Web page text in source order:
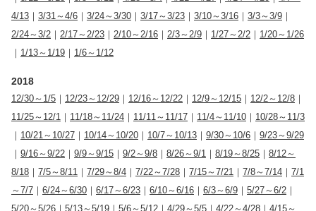
4/13 ｜ 3/31～4/6 ｜ 3/24～3/30 ｜ 3/17～3/23 ｜ 3/10～3/16 ｜ 3/3～3/9 ｜
2/24～3/2 ｜ 2/17～2/23 ｜ 2/10～2/16 ｜ 2/3～2/9 ｜ 1/27～2/2 ｜ 1/20～1/26
｜ 1/13～1/19 ｜ 1/6～1/12
2018
12/30～1/5 ｜ 12/23～12/29 ｜ 12/16～12/22 ｜ 12/9～12/15 ｜ 12/2～12/8 ｜
11/25～12/1 ｜ 11/18～11/24 ｜ 11/11～11/17 ｜ 11/4～11/10 ｜ 10/28～11/3
｜ 10/21～10/27 ｜ 10/14～10/20 ｜ 10/7～10/13 ｜ 9/30～10/6 ｜ 9/23～9/29
｜ 9/16～9/22 ｜ 9/9～9/15 ｜ 9/2～9/8 ｜ 8/26～9/1 ｜ 8/19～8/25 ｜ 8/12～
8/18 ｜ 7/5～8/11 ｜ 7/29～8/4 ｜ 7/22～7/28 ｜ 7/15～7/21 ｜ 7/8～7/14 ｜ 7/1
～7/7 ｜ 6/24～6/30 ｜ 6/17～6/23 ｜ 6/10～6/16 ｜ 6/3～6/9 ｜ 5/27～6/2 ｜
5/20～5/26 ｜ 5/13～5/19 ｜ 5/6～5/12 ｜ 4/29～5/5 ｜ 4/22～4/28 ｜ 4/15～